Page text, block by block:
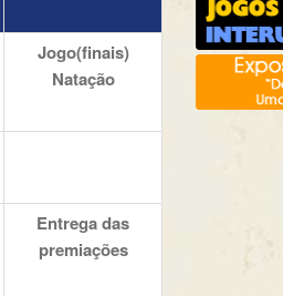
Jogo(finais)
Natação
Entrega das
premiações